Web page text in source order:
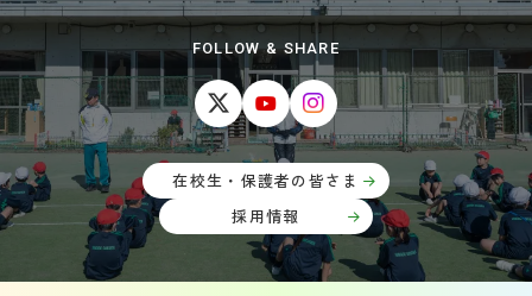
FOLLOW & SHARE
在校生・保護者の皆さま
採用情報